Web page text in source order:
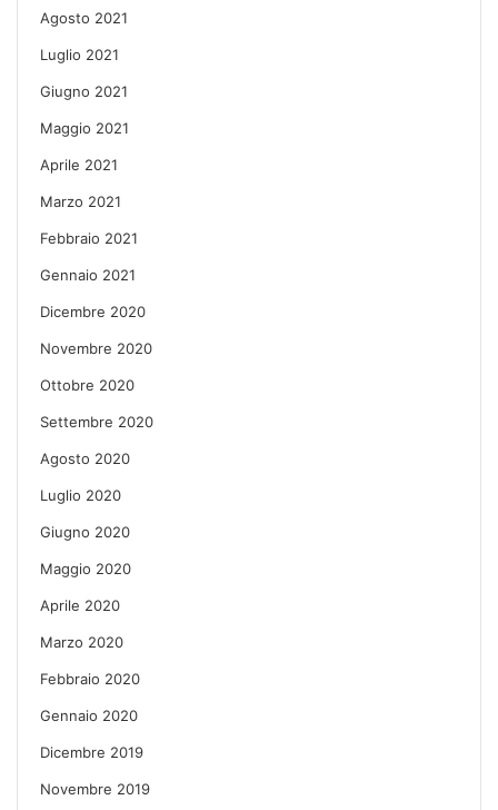
Agosto 2021
Luglio 2021
Giugno 2021
Maggio 2021
Aprile 2021
Marzo 2021
Febbraio 2021
Gennaio 2021
Dicembre 2020
Novembre 2020
Ottobre 2020
Settembre 2020
Agosto 2020
Luglio 2020
Giugno 2020
Maggio 2020
Aprile 2020
Marzo 2020
Febbraio 2020
Gennaio 2020
Dicembre 2019
Novembre 2019